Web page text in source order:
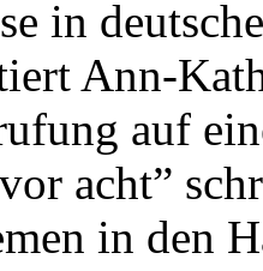
in
Ann-
auf
acht”
in den